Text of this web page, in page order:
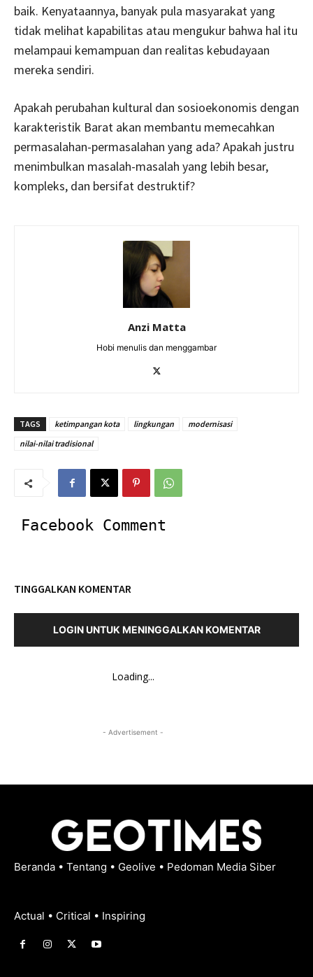
baik. Kenyataannya, banyak pula masyarakat yang
tidak melihat kapabilitas atau mengukur bahwa hal itu
melampaui kemampuan dan realitas kebudayaan
mereka sendiri.
Apakah perubahan kultural dan sosioekonomis dengan
karakteristik Barat akan membantu memecahkan
permasalahan-permasalahan yang ada? Apakah justru
menimbulkan masalah-masalah yang lebih besar,
kompleks, dan bersifat destruktif?
Anzi Matta
Hobi menulis dan menggambar
TAGS ketimpangan kota lingkungan
modernisasi
nilai-nilai tradisional
Facebook Comment
TINGGALKAN KOMENTAR
LOGIN UNTUK MENINGGALKAN KOMENTAR
Loading...
- Advertisement -
Beranda • Tentang • Geolive • Pedoman Media Siber
Actual • Critical • Inspiring